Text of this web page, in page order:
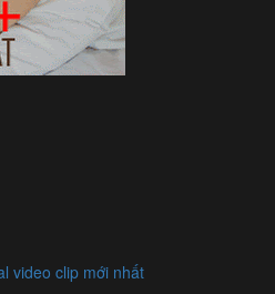
video clip mới nhất